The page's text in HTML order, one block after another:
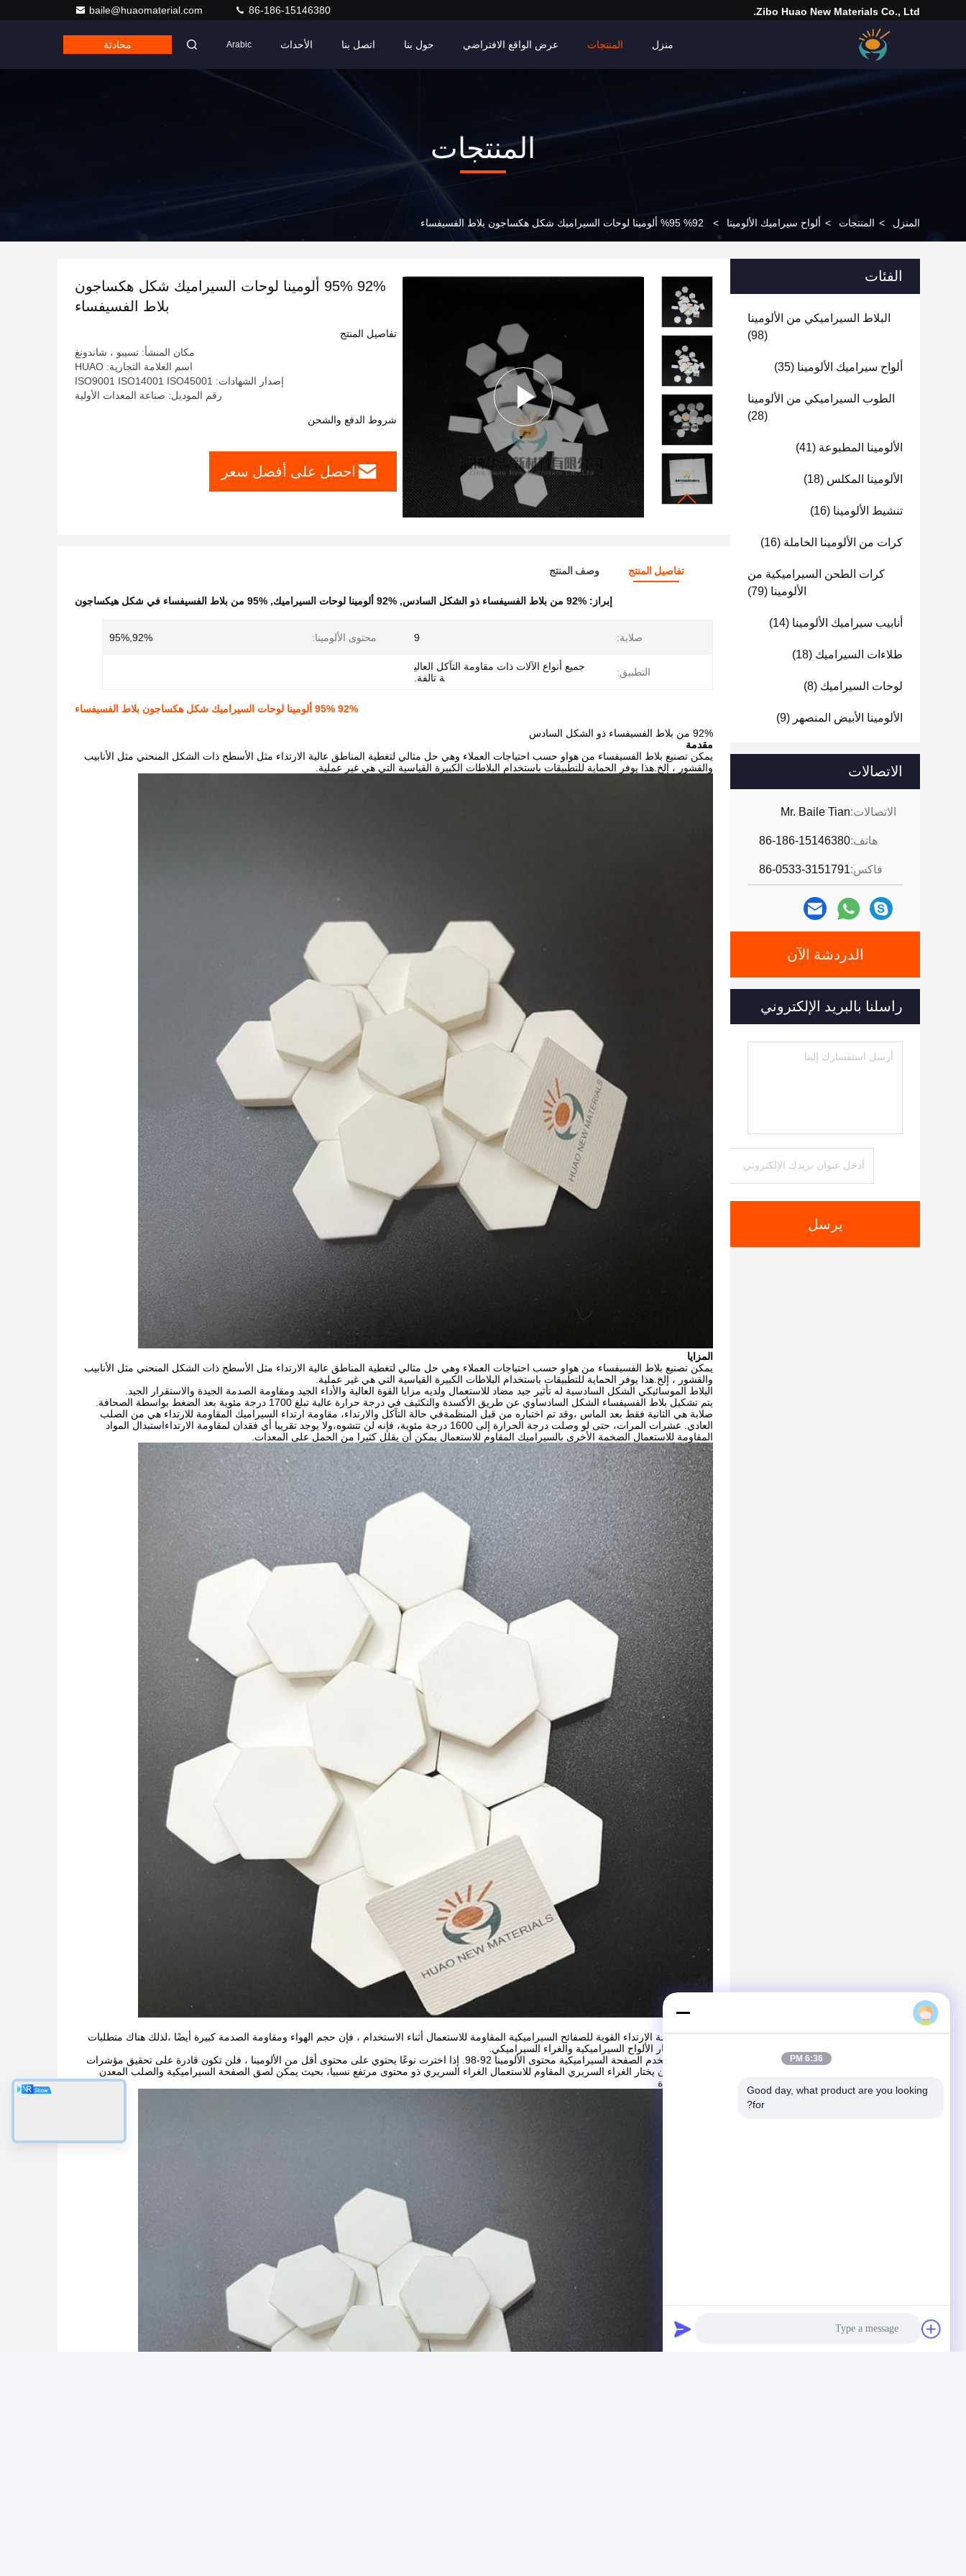
Zibo Huao New Materials Co., Ltd.
baile@huaomaterial.com 86-186-15146380
منزل المنتجات عرض الواقع الافتراضي حول بنا اتصل بنا الأحداث Arabic محادثة
المنتجات
المنزل > المنتجات > ألواح سيراميك الألومينا > 92% 95% ألومينا لوحات السيراميك شكل هكساجون بلاط الفسيفساء
الفئات
البلاط السيراميكي من الألومينا
(98)
ألواح سيراميك الألومينا (35)
الطوب السيراميكي من الألومينا
(28)
الألومينا المطبوعة (41)
الألومينا المكلس (18)
تنشيط الألومينا (16)
كرات من الألومينا الخاملة (16)
كرات الطحن السيراميكية من
الألومينا (79)
أنابيب سيراميك الألومينا (14)
طلاءات السيراميك (18)
لوحات السيراميك (8)
الألومينا الأبيض المنصهر (9)
الاتصالات
الاتصالات:Mr. Baile Tian
هاتف:86-186-15146380
فاكس:86-0533-3151791
الدردشة الآن
راسلنا بالبريد الإلكتروني
يرسل
92% 95% ألومينا لوحات السيراميك شكل هكساجون
بلاط الفسيفساء
تفاصيل المنتج
مكان المنشأ: تسيبو ، شاندونغ
اسم العلامة التجارية: HUAO
إصدار الشهادات: ISO9001 ISO14001 ISO45001
رقم الموديل: صناعة المعدات الأولية
شروط الدفع والشحن
احصل على أفضل سعر
تفاصيل المنتج وصف المنتج
إبراز: 92% من بلاط الفسيفساء ذو الشكل السادس , 92% ألومينا لوحات السيراميك , 95% من بلاط الفسيفساء في شكل هيكساجون
صلابة: 9 محتوى الألومينا: 92%,95%
التطبيق:
جميع أنواع الآلات ذات مقاومة التآكل العالي
ة تالفة.
92% 95% ألومينا لوحات السيراميك شكل هكساجون بلاط الفسيفساء
92% من بلاط الفسيفساء ذو الشكل السادس
مقدمة
يمكن تصنيع بلاط الفسيفساء من هواو حسب احتياجات العملاء وهي حل مثالي لتغطية المناطق عالية الارتداء مثل الأسطح ذات الشكل المنحني مثل الأنابيب
والقشور ، إلخ.هذا يوفر الحماية للتطبيقات باستخدام البلاطات الكبيرة القياسية التي هي غير عملية.
المزايا
يمكن تصنيع بلاط الفسيفساء من هواو حسب احتياجات العملاء وهي حل مثالي لتغطية المناطق عالية الارتداء مثل الأسطح ذات الشكل المنحني مثل الأنابيب
والقشور ، إلخ.هذا يوفر الحماية للتطبيقات باستخدام البلاطات الكبيرة القياسية التي هي غير عملية.
البلاط الموسائيكي الشكل السادسية له تأثير جيد مضاد للاستعمال ولديه مزايا القوة العالية والأداء الجيد ومقاومة الصدمة الجيدة والاستقرار الجيد.
يتم تشكيل بلاط الفسيفساء الشكل السادساوي عن طريق الأكسدة والتكثيف في درجة حرارة عالية تبلغ 1700 درجة مئوية بعد الضغط بواسطة الصحافة.
صلابة هي الثانية فقط بعد الماس ،وقد تم اختباره من قبل المنظمةفي حالة التآكل والارتداء، مقاومة ارتداء السيراميك المقاومة للارتداء هي من الصلب
العادي. عشرات المرات، حتى لو وصلت درجة الحرارة إلى 1600 درجة مئوية، فإنه لن تتشوه،ولا يوجد تقريبا أي فقدان لمقاومة الارتداءاستبدال المواد
المقاومة للاستعمال الضخمة الأخرى بالسيراميك المقاوم للاستعمال يمكن أن يقلل كثيرا من الحمل على المعدات.
بسبب مقاومة الارتداء القوية للصفائح السيراميكية المقاومة للاستعمال أثناء الاستخدام ، فإن حجم الهواء ومقاومة الصدمة كبيرة أيضًا ،لذلك هناك متطلبات
صارمة لاختيار الألواح السيراميكية والغراء السيراميكي.
يجب أن تستخدم الصفحة السيراميكية محتوى الألومينا 92-98. إذا اخترت نوعًا يحتوي على محتوى أقل من الألومينا ، فلن تكون قادرة على تحقيق مؤشرات
أدائها.يجب أن يختار الغراء السريري المقاوم للاستعمال الغراء السريري ذو محتوى مرتفع نسبيا، بحيث يمكن لصق الصفحة السيراميكية والصلب المعدن
الصفيحة بقوة
6:36 PM
Good day, what product are you looking
for?